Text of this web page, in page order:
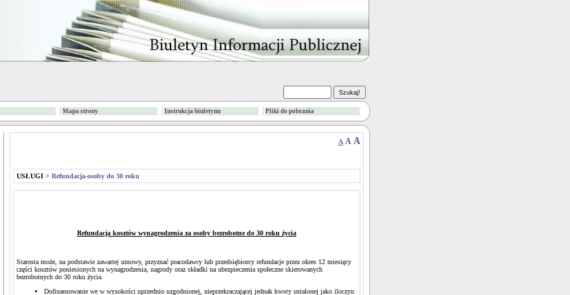
Mapa strony Instrukcja biuletynu Pliki do pobrania
A A A
USŁUGI > Refundacja-osoby do 30 roku
Refundacja kosztów wynagrodzenia za osoby bezrobotne do 30 roku życia
Starosta może, na podstawie zawartej umowy, przyznać pracodawcy lub przedsiębiorcy refundacje przez okres 12 miesięcy
części kosztów poniesionych na wynagrodzenia, nagrody oraz składki na ubezpieczenia społeczne skierowanych
bezrobotnych do 30 roku życia.
Dofinansowanie we w wysokości uprzednio uzgodnionej, nieprzekraczającej jednak kwoty ustalonej jako iloczyn